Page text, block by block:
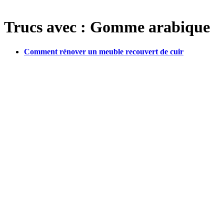
Trucs avec : Gomme arabique
Comment rénover un meuble recouvert de cuir